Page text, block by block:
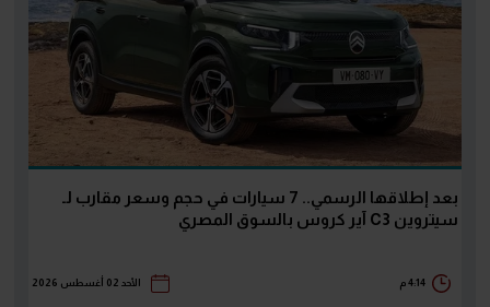
بعد إطلاقها الرسمي.. 7 سيارات في حجم وسعر مقارب لـ
سيتروين C3 آير كروس بالسوق المصري
4:14 م الأحد 02 أغسطس 2026